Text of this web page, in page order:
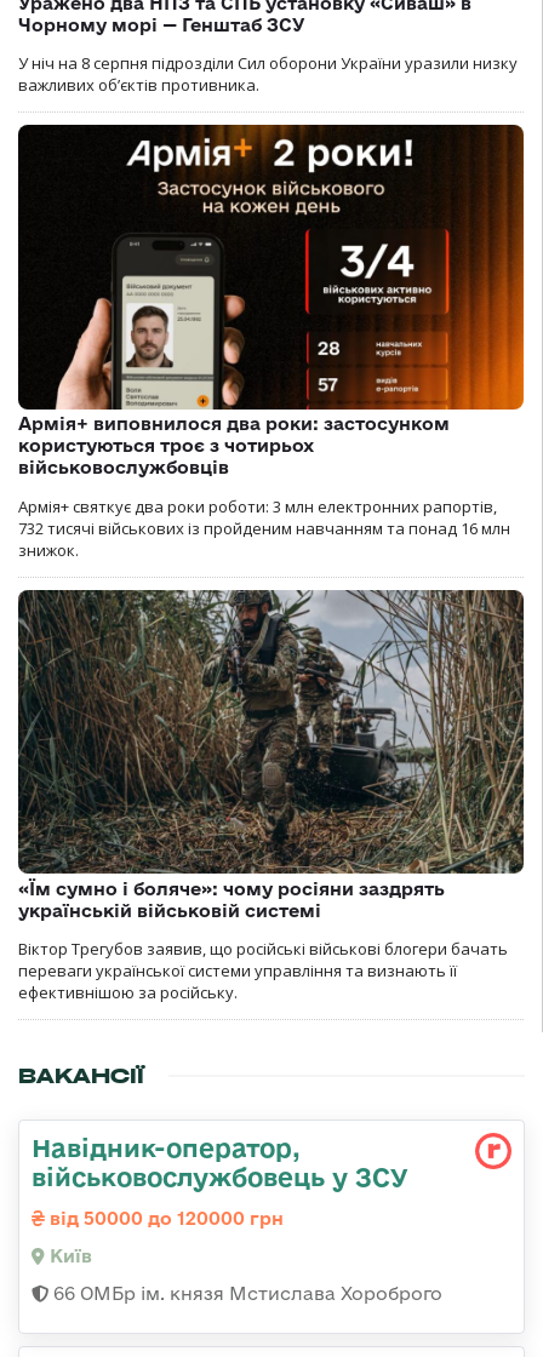
Чорному морі — Генштаб ЗСУ
У ніч на 8 серпня підрозділи Сил оборони України уразили низку
важливих об’єктів противника.
Армія+ виповнилося два роки: застосунком
користуються троє з чотирьох
військовослужбовців
Армія+ святкує два роки роботи: 3 млн електронних рапортів,
732 тисячі військових із пройденим навчанням та понад 16 млн
знижок.
«Їм сумно і боляче»: чому росіяни заздрять
українській військовій системі
Віктор Трегубов заявив, що російські військові блогери бачать
переваги української системи управління та визнають її
ефективнішою за російську.
ВАКАНСІЇ
Навідник-оператор,
військовослужбовець у ЗСУ
від 50000 до 120000 грн
Київ
66 ОМБр ім. князя Мстислава Хороброго